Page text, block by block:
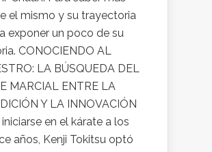
el mismo y su trayectoria
exponer un poco de su
CONOCIENDO AL
LA BÚSQUEDA DEL
MARCIAL ENTRE LA
Y LA INNOVACIÓN
iniciarse en el kárate a los
años, Kenji Tokitsu optó